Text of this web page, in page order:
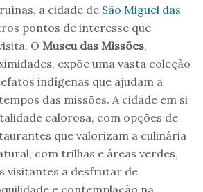
a cidade de São Miguel das
pontos de interesse que
O Museu das Missões,
expõe uma vasta coleção
indígenas que ajudam a
das missões. A cidade em si
calorosa, com opções de
que valorizam a culinária
com trilhas e áreas verdes,
visitantes a desfrutar de